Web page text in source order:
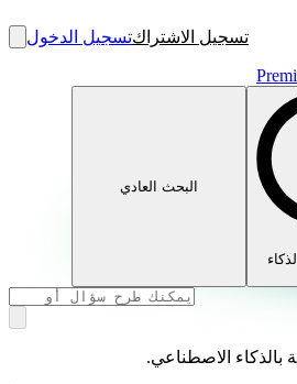
تسجيل الاشتراكتسجيل الدخول
البحث العادي
بالذكاء الاصطناعي.